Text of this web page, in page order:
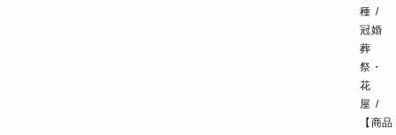
種
冠婚
葬
祭・
花
屋
【商品